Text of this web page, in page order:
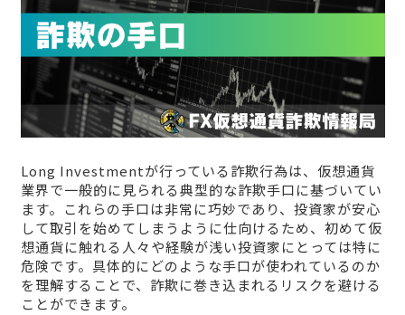
Long Investmentが行っている詐欺行為は、仮想通貨
業界で一般的に見られる典型的な詐欺手口に基づいてい
ます。これらの手口は非常に巧妙であり、投資家が安心
して取引を始めてしまうように仕向けるため、初めて仮
想通貨に触れる人々や経験が浅い投資家にとっては特に
危険です。具体的にどのような手口が使われているのか
を理解することで、詐欺に巻き込まれるリスクを避ける
ことができます。